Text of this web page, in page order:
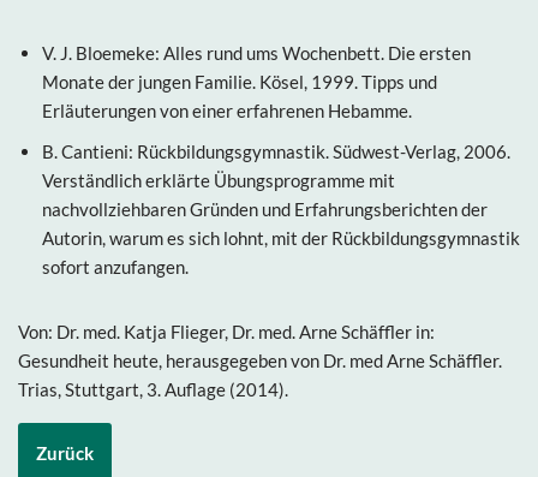
V. J. Bloemeke: Alles rund ums Wochenbett. Die ersten
Monate der jungen Familie. Kösel, 1999. Tipps und
Erläuterungen von einer erfahrenen Hebamme.
B. Cantieni: Rückbildungsgymnastik. Südwest-Verlag, 2006.
Verständlich erklärte Übungsprogramme mit
nachvollziehbaren Gründen und Erfahrungsberichten der
Autorin, warum es sich lohnt, mit der Rückbildungsgymnastik
sofort anzufangen.
Von: Dr. med. Katja Flieger, Dr. med. Arne Schäffler in:
Gesundheit heute, herausgegeben von Dr. med Arne Schäffler.
Trias, Stuttgart, 3. Auflage (2014).
Zurück